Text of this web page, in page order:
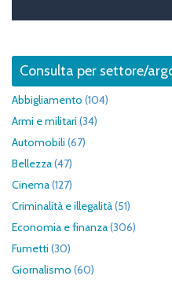
Consulta per settore/
Abbigliamento (104)
Armi e militari (34)
Automobili (67)
Bellezza(47)
Cinema(127)
Criminalità e illegalità(51)
Economia e finanza(306)
Fumetti (30)
Giornalismo (60)